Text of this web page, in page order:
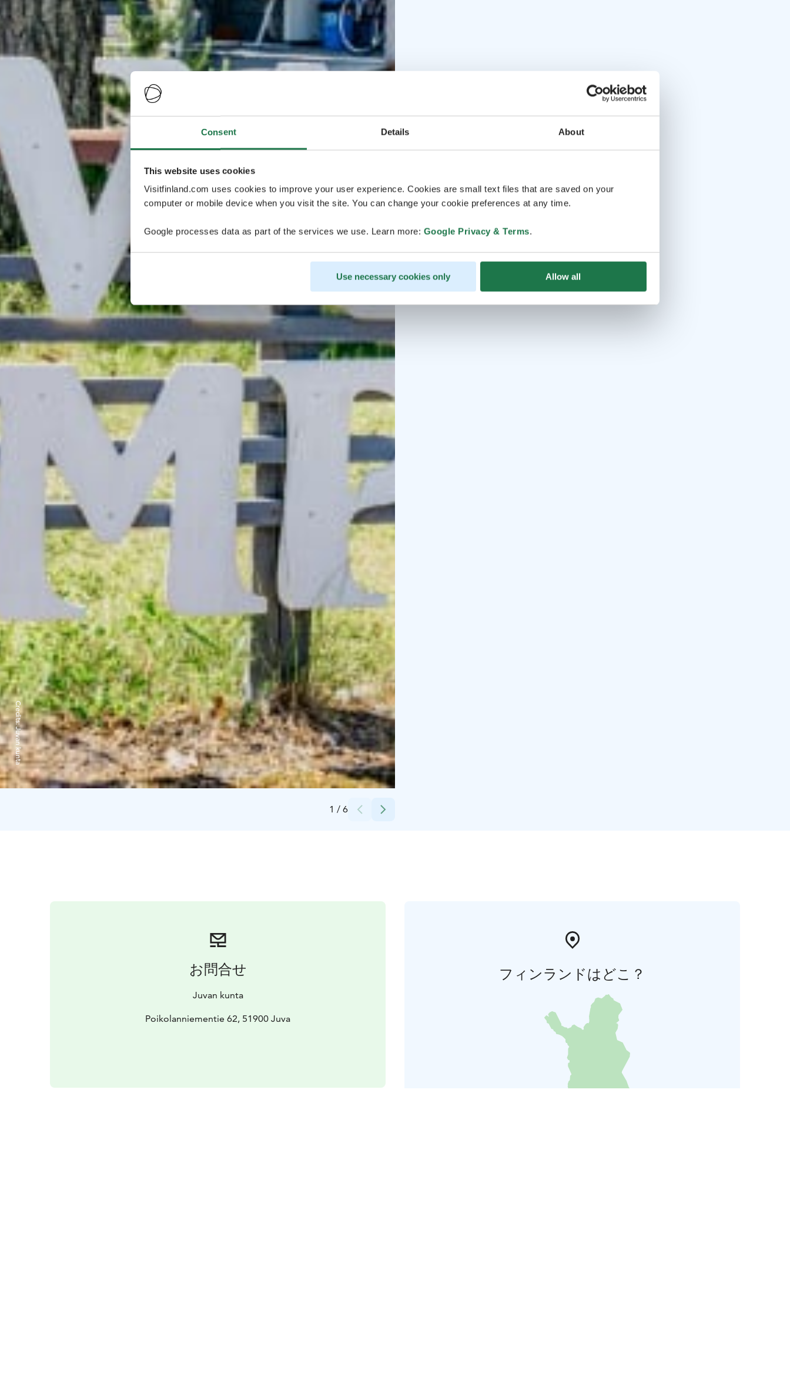
Consent Details About
This website uses cookies
Visitfinland.com uses cookies to improve your user experience. Cookies are small text files that are saved on your
computer or mobile device when you visit the site. You can change your cookie preferences at any time.
Google processes data as part of the services we use. Learn more: Google Privacy & Terms.
Use necessary cookies only Allow all
1 / 6
Credits:
Juvan kunta
お問合せ
Juvan kunta
Poikolanniementie 62, 51900 Juva
フィンランドはどこ？